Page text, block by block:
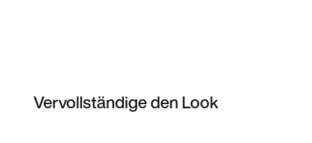
Vervollständige den Look